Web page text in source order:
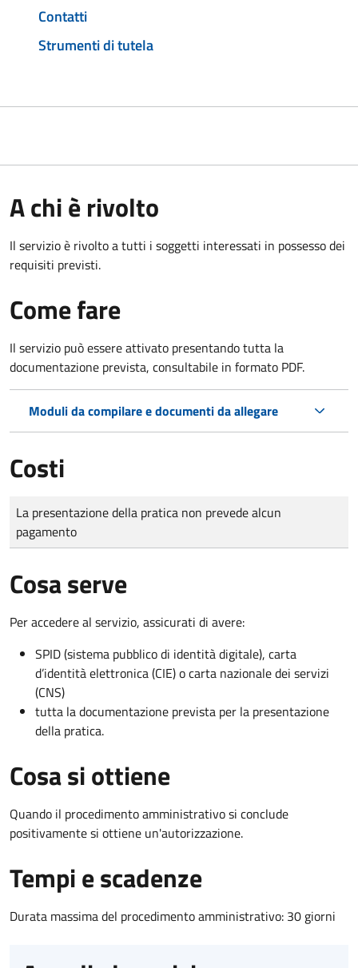
Contatti
Strumenti di tutela
A chi è rivolto
Il servizio è rivolto a tutti i soggetti interessati in possesso dei
requisiti previsti.
Come fare
Il servizio può essere attivato presentando tutta la
documentazione prevista, consultabile in formato PDF.
Moduli da compilare e documenti da allegare
Costi
Tipo di pagamento
Importo
La presentazione della pratica non prevede alcun
pagamento
Cosa serve
Per accedere al servizio, assicurati di avere:
SPID (sistema pubblico di identità digitale), carta
d’identità elettronica (CIE) o carta nazionale dei servizi
(CNS)
tutta la documentazione prevista per la presentazione
della pratica.
Cosa si ottiene
Quando il procedimento amministrativo si conclude
positivamente si ottiene un'autorizzazione.
Tempi e scadenze
Durata massima del procedimento amministrativo: 30 giorni